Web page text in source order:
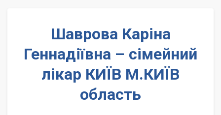
Шаврова Каріна
Геннадіївна – сімейний
лікар КИЇВ М.КИЇВ
область